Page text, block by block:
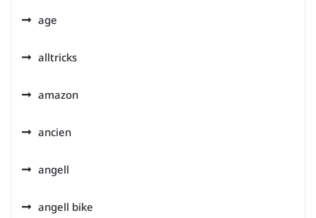
age
alltricks
amazon
ancien
angell
angell bike